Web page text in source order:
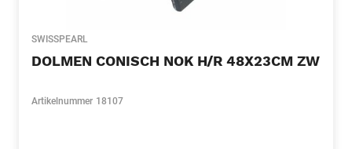
SWISSPEARL
DOLMEN CONISCH NOK H/R 48X23CM ZW
Artikelnummer 18107